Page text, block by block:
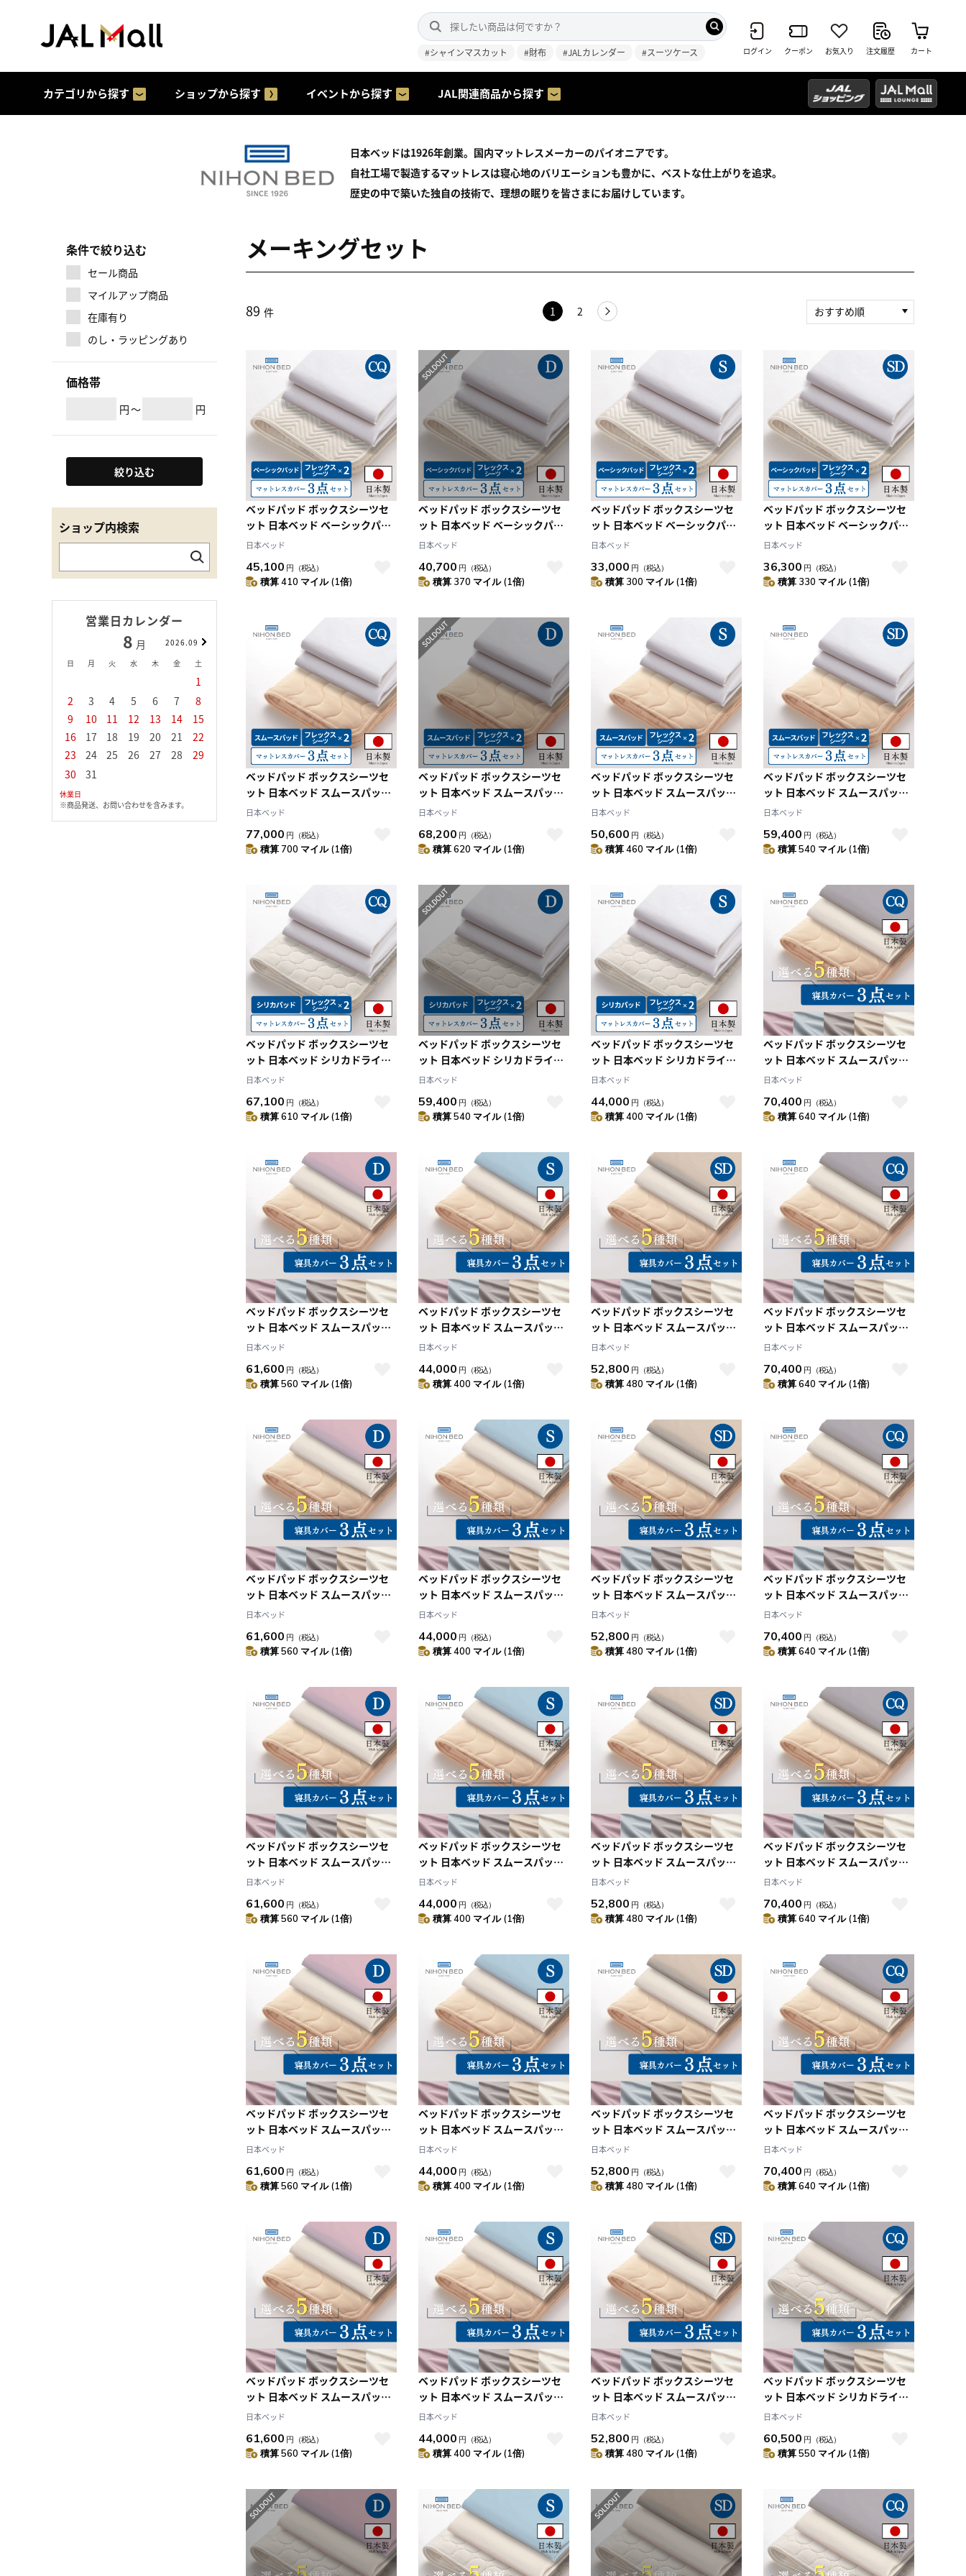
#シャインマスカット #財布 #JALカレンダー #スーツケース ログイン クーポン お気入り 注文履歴 カート
カテゴリから探す ショップから探す イベントから探す JAL関連商品から探す
日本ベッドは1926年創業。国内マットレスメーカーのパイオニアです。
自社工場で製造するマットレスは寝心地のバリエーションも豊かに、ベストな仕上がりを追求。
歴史の中で築いた独自の技術で、理想の眠りを皆さまにお届けしています。
マイルアップ商品
条件で絞り込む
セール商品
在庫有り
のし・ラッピングあり
価格帯
円～ 円
絞り込む
ショップ内検索
営業日カレンダー
8 月
2026.09
日
月 火 水 木 金 土
1
2
3 4 5 6 7
8
9
10 11 12 13 14
15
16
17 18 19 20 21
22
23
24 25 26 27 28
29
30
31
9 月
水 木 金
1 3 4
5
8 9 10 11
12
15 16 17 18
19
21 22 23 24 25
26
28 29 30
10 月
日
月 金 土
1 2
3
4
6 7 8
10
11
14 15 16
18
20 21 22 23
24
27 28 29 30 31
休業日
※商品発送、お問い合わせを含みます。
メーキングセット
89 件 1 2
おすすめ順
積算マイル率（高い
順）
人気順
レビュー件数（多い
順）
レビュー評価（高い
順）
価格（安い順）
価格（高い順）
ベッドパッド ボックスシーツセ
ット 日本ベッド ベーシックパッ
ド フレックスメーキングセット
日本ベッド
45,100 円 （税込）
積算 410 マイル (1倍)
ベッドパッド ボックスシーツセ
ット 日本ベッド ベーシックパッ
ド フレックスメーキングセット
日本ベッド
40,700 円 （税込）
積算 370 マイル (1倍)
ベッドパッド ボックスシーツセ
ット 日本ベッド ベーシックパッ
ド フレックスメーキングセット
日本ベッド
33,000 円 （税込）
積算 300 マイル (1倍)
ベッドパッド ボックスシーツセ
ット 日本ベッド ベーシックパッ
ド フレックスメーキングセット
日本ベッド
36,300 円 （税込）
積算 330 マイル (1倍)
ベッドパッド ボックスシーツセ
ット 日本ベッド スムースパッド
フレックスメーキングセット
日本ベッド
77,000 円 （税込）
積算 700 マイル (1倍)
ベッドパッド ボックスシーツセ
ット 日本ベッド スムースパッド
フレックスメーキングセット
日本ベッド
68,200 円 （税込）
積算 620 マイル (1倍)
ベッドパッド ボックスシーツセ
ット 日本ベッド スムースパッド
フレックスメーキングセット
日本ベッド
50,600 円 （税込）
積算 460 マイル (1倍)
ベッドパッド ボックスシーツセ
ット 日本ベッド スムースパッド
フレックスメーキングセット
日本ベッド
59,400 円 （税込）
積算 540 マイル (1倍)
ベッドパッド ボックスシーツセ
ット 日本ベッド シリカドライパ
ッド フレックスメーキングセッ
日本ベッド
67,100 円 （税込）
積算 610 マイル (1倍)
ベッドパッド ボックスシーツセ
ット 日本ベッド シリカドライパ
ッド フレックスメーキングセッ
日本ベッド
59,400 円 （税込）
積算 540 マイル (1倍)
ベッドパッド ボックスシーツセ
ット 日本ベッド シリカドライパ
ッド フレックスメーキングセッ
日本ベッド
44,000 円 （税込）
積算 400 マイル (1倍)
ベッドパッド ボックスシーツセ
ット 日本ベッド スムースパッド
ネーベルメーキングセット エク
(CQ:クイーン)
日本ベッド
70,400 円 （税込）
積算 640 マイル (1倍)
ベッドパッド ボックスシーツセ
ット 日本ベッド スムースパッド
ネーベルメーキングセット エク
(D:ダブル)
日本ベッド
61,600 円 （税込）
積算 560 マイル (1倍)
ベッドパッド ボックスシーツセ
ット 日本ベッド スムースパッド
ネーベルメーキングセット エク
(S:シングル)
日本ベッド
44,000 円 （税込）
積算 400 マイル (1倍)
ベッドパッド ボックスシーツセ
ット 日本ベッド スムースパッド
ネーベルメーキングセット エク
(SD:セミダブル)
日本ベッド
52,800 円 （税込）
積算 480 マイル (1倍)
ベッドパッド ボックスシーツセ
ット 日本ベッド スムースパッド
ネーベルメーキングセット エク
イーン)
日本ベッド
70,400 円 （税込）
積算 640 マイル (1倍)
ベッドパッド ボックスシーツセ
ット 日本ベッド スムースパッド
ネーベルメーキングセット エク
ブル)
日本ベッド
61,600 円 （税込）
積算 560 マイル (1倍)
ベッドパッド ボックスシーツセ
ット 日本ベッド スムースパッド
ネーベルメーキングセット エク
ングル)
日本ベッド
44,000 円 （税込）
積算 400 マイル (1倍)
ベッドパッド ボックスシーツセ
ット 日本ベッド スムースパッド
ネーベルメーキングセット エク
ミダブル)
日本ベッド
52,800 円 （税込）
積算 480 マイル (1倍)
ベッドパッド ボックスシーツセ
ット 日本ベッド スムースパッド
ネーベルメーキングセット エク
(CQ:クイーン)
日本ベッド
70,400 円 （税込）
積算 640 マイル (1倍)
ベッドパッド ボックスシーツセ
ット 日本ベッド スムースパッド
ネーベルメーキングセット エク
(D:ダブル)
日本ベッド
61,600 円 （税込）
積算 560 マイル (1倍)
ベッドパッド ボックスシーツセ
ット 日本ベッド スムースパッド
ネーベルメーキングセット エク
(S:シングル)
日本ベッド
44,000 円 （税込）
積算 400 マイル (1倍)
ベッドパッド ボックスシーツセ
ット 日本ベッド スムースパッド
ネーベルメーキングセット エク
(SD:セミダブル)
日本ベッド
52,800 円 （税込）
積算 480 マイル (1倍)
ベッドパッド ボックスシーツセ
ット 日本ベッド スムースパッド
ネーベルメーキングセット エク
(CQ:クイーン)
日本ベッド
70,400 円 （税込）
積算 640 マイル (1倍)
ベッドパッド ボックスシーツセ
ット 日本ベッド スムースパッド
ネーベルメーキングセット エク
(D:ダブル)
日本ベッド
61,600 円 （税込）
積算 560 マイル (1倍)
ベッドパッド ボックスシーツセ
ット 日本ベッド スムースパッド
ネーベルメーキングセット エク
(S:シングル)
日本ベッド
44,000 円 （税込）
積算 400 マイル (1倍)
ベッドパッド ボックスシーツセ
ット 日本ベッド スムースパッド
ネーベルメーキングセット エク
(SD:セミダブル)
日本ベッド
52,800 円 （税込）
積算 480 マイル (1倍)
ベッドパッド ボックスシーツセ
ット 日本ベッド スムースパッド
ネーベルメーキングセット エク
(CQ:クイーン)
日本ベッド
70,400 円 （税込）
積算 640 マイル (1倍)
ベッドパッド ボックスシーツセ
ット 日本ベッド スムースパッド
ネーベルメーキングセット エク
(D:ダブル)
日本ベッド
61,600 円 （税込）
積算 560 マイル (1倍)
ベッドパッド ボックスシーツセ
ット 日本ベッド スムースパッド
ネーベルメーキングセット エク
(S:シングル)
日本ベッド
44,000 円 （税込）
積算 400 マイル (1倍)
ベッドパッド ボックスシーツセ
ット 日本ベッド スムースパッド
ネーベルメーキングセット エク
(SD:セミダブル)
日本ベッド
52,800 円 （税込）
積算 480 マイル (1倍)
ベッドパッド ボックスシーツセ
ット 日本ベッド シリカドライパ
ッド ネーベルメーキングセット
イト (CQ:クイーン)
日本ベッド
60,500 円 （税込）
積算 550 マイル (1倍)